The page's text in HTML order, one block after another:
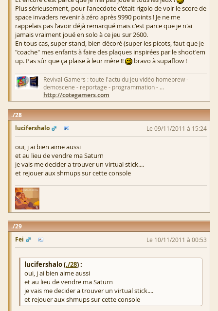
Plus sérieusement, pour l'anecdote c'était rigolo de voir le score de
space invaders revenir à zéro après 9990 points ! Je ne me
rappelais pas l'avoir déjà remarqué mais c'est parce que je n'ai
jamais vraiment joué en solo à ce jeu sur 2600.
En tous cas, super stand, bien décoré (super les picots, faut que je
"coache" mes enfants à faire des plaques inspirées par le shoot'em
up. Pas sûr que ça plaise à leur mère !!
bravo à supaflow !
Revival Gamers : toute l'actu du jeu vidéo homebrew -
demoscene - reportage - programmation - ...
http://cotegamers.com
28
lucifershalo
Le 09/11/2011 à 15:24
oui, j ai bien aime aussi
et au lieu de vendre ma Saturn
je vais me decider a trouver un virtual stick....
et rejouer aux shmups sur cette console
29
Fei
Le 10/11/2011 à 00:53
lucifershalo (./28) :
oui, j ai bien aime aussi
et au lieu de vendre ma Saturn
je vais me decider a trouver un virtual stick....
et rejouer aux shmups sur cette console